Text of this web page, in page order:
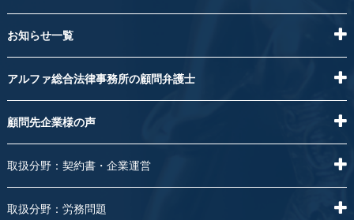
お知らせ一覧
アルファ総合法律事務所の顧問弁護士
顧問先企業様の声
取扱分野：契約書・企業運営
取扱分野：労務問題